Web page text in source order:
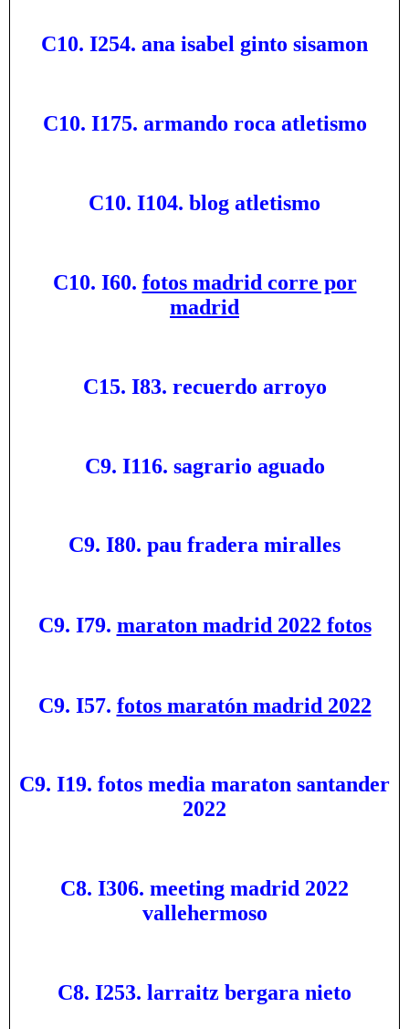
C10. I254. ana isabel ginto sisamon
C10. I175. armando roca atletismo
C10. I104. blog atletismo
C10. I60. fotos madrid corre por
madrid
C15. I83. recuerdo arroyo
C9. I116. sagrario aguado
C9. I80. pau fradera miralles
C9. I79. maraton madrid 2022 fotos
C9. I57. fotos maratón madrid 2022
C9. I19. fotos media maraton santander
2022
C8. I306. meeting madrid 2022
vallehermoso
C8. I253. larraitz bergara nieto